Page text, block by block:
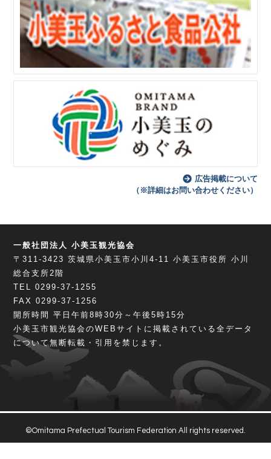
広告掲載について
（※詳細はお問い合わせください）
一般社団法人 小美玉観光協会
〒311-3423茨城県小美玉市小川4-11
小美玉市役所 小川
総合支所2階
TEL 0299-37-1255
FAX 0299-37-1256
開所時間 平日午前8時30分～午後5時15分
小美玉市観光協会のWEBサイトに掲載されている全データ
について無断転載・引用を禁じます。
©Omitama Prefectual Tourism Federation All rights reserved.